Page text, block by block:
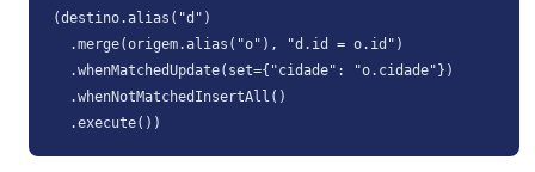
(destino.alias("d")
  .merge(origem.alias("o"), "d.id = o.id")
  .whenMatchedUpdate(set={"cidade": "o.cidade"})
  .whenNotMatchedInsertAll()
  .execute())